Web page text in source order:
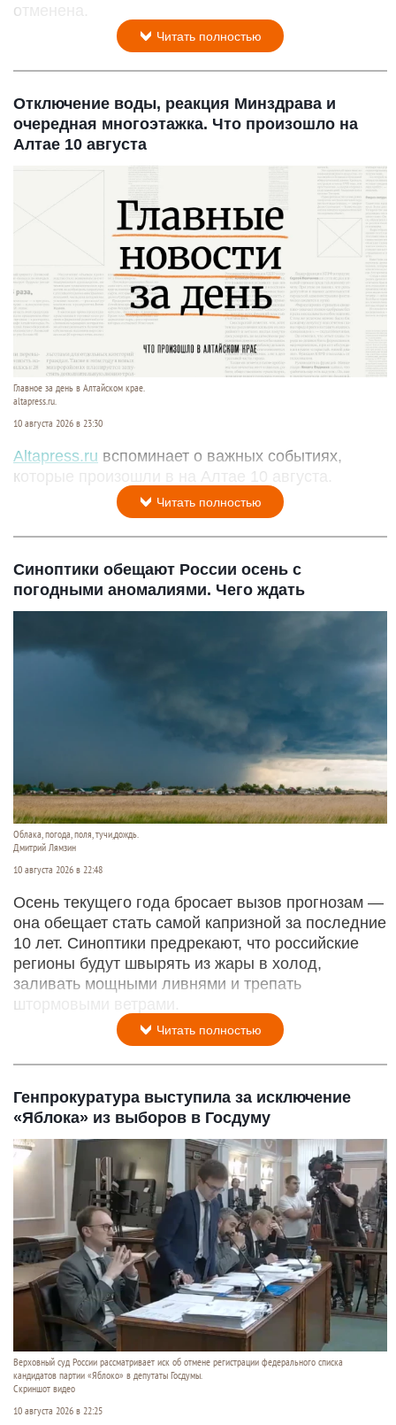
отменена.
Читать полностью
Отключение воды, реакция Минздрава и
очередная многоэтажка. Что произошло на
Алтае 10 августа
Главное за день в Алтайском крае.
altapress.ru.
10 августа 2026 в 23:30
Altapress.ru вспоминает о важных событиях,
которые произошли в на Алтае 10 августа.
Читать полностью
Синоптики обещают России осень с
погодными аномалиями. Чего ждать
Облака, погода, поля, тучи,дождь.
Дмитрий Лямзин
10 августа 2026 в 22:48
Осень текущего года бросает вызов прогнозам —
она обещает стать самой капризной за последние
10 лет. Синоптики предрекают, что российские
регионы будут швырять из жары в холод,
заливать мощными ливнями и трепать
штормовыми ветрами.
Читать полностью
Генпрокуратура выступила за исключение
«Яблока» из выборов в Госдуму
Верховный суд России рассматривает иск об отмене регистрации федерального списка
кандидатов партии «Яблоко» в депутаты Госдумы.
Скриншот видео
10 августа 2026 в 22:25